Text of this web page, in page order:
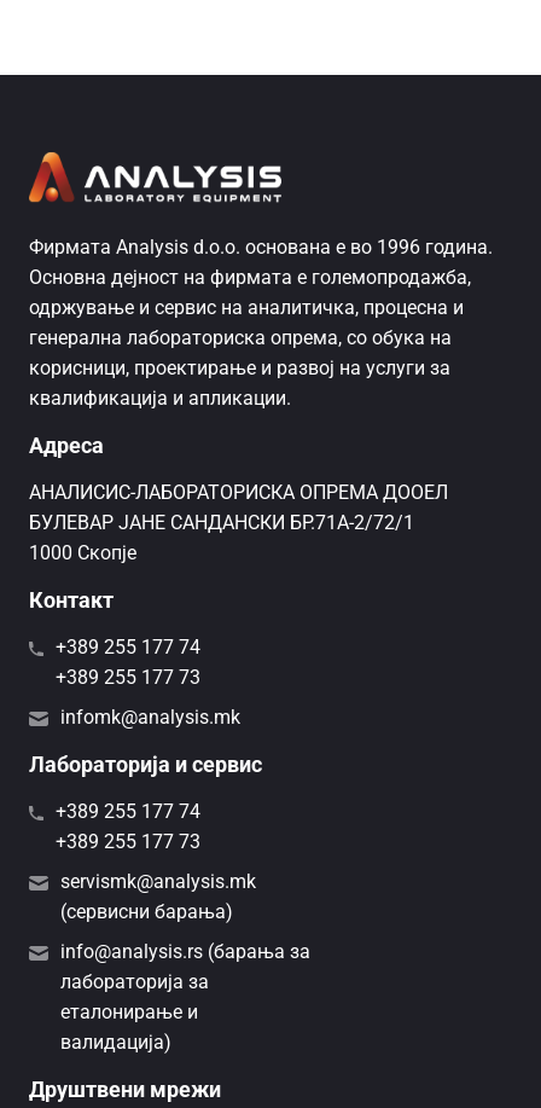
Фирмата Analysis d.o.o. основана е во 1996 година.
Основна дејност на фирмата е големопродажба,
одржување и сервис на аналитичка, процесна и
генерална лабораториска опрема, со обука на
корисници, проектирање и развој на услуги за
квалификација и апликации.
Адреса
AНАЛИСИС-ЛАБОРАТОРИСКА ОПРЕМА ДООЕЛ
БУЛЕВАР ЈАНЕ САНДАНСКИ БР.71А-2/72/1
1000 Скопје
Контакт
+389 255 177 74
+389 255 177 73
infomk@analysis.mk
Лабораторија и сервис
+389 255 177 74
+389 255 177 73
servismk@analysis.mk
(сервисни барања)
info@analysis.rs (барања за
лабораторија за
еталонирање и
валидација)
Друштвени мрежи